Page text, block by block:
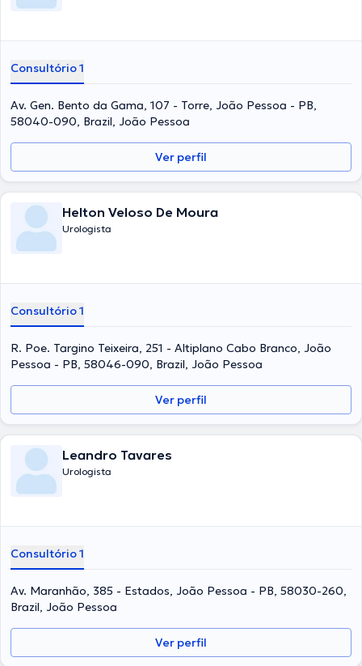
Consultório 1
Av. Gen. Bento da Gama, 107 - Torre, João Pessoa - PB,
58040-090, Brazil, João Pessoa
Ver perfil
Helton Veloso De Moura
Urologista
Consultório 1
R. Poe. Targino Teixeira, 251 - Altiplano Cabo Branco, João
Pessoa - PB, 58046-090, Brazil, João Pessoa
Ver perfil
Leandro Tavares
Urologista
Consultório 1
Av. Maranhão, 385 - Estados, João Pessoa - PB, 58030-260,
Brazil, João Pessoa
Ver perfil